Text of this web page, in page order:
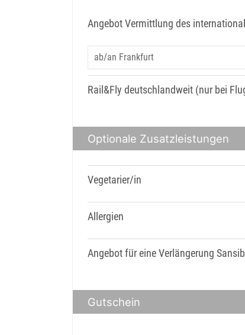
Angebot Vermittlung des
Rail&Fly deutschlandweit (nur bei
Optionale Zusatzleistungen
Vegetarier/in
Allergien
Angebot für eine Verlängerung
Gutschein